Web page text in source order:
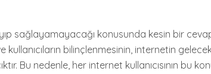
sağlayamayacağı konusunda kesin bir
bilinçlenmesinin, internetin
Bu nedenle, her internet kullanıcısının bu